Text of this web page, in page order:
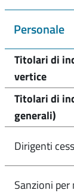
Personale
Titolari di
vertice
Titolari di
generali)
Dirigenti
Sanzioni